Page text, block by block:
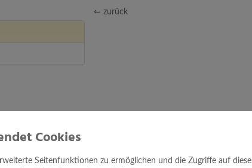
⇐ zurück
Cookies
Seitenfunktionen zu ermöglichen und die Zugriffe auf diese